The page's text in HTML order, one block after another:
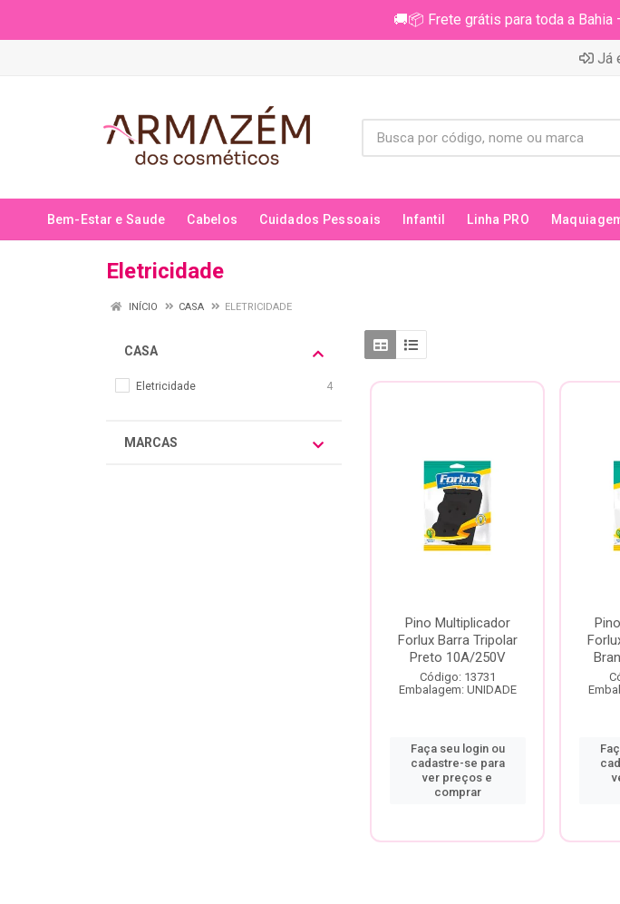
🚚📦 Frete grátis para toda a
Já
Bem-Estar e Saude Cabelos Cuidados Pessoais Infantil Linha PRO
Eletricidade
INÍCIO CASA ELETRICIDADE
CASA
Eletricidade 4
MARCAS
Pino Multiplicador
Forlux Barra Tripolar
Preto 10A/250V
Código: 13731
Embalagem: UNIDADE
Faça seu login ou
cadastre-se para
ver preços e
comprar